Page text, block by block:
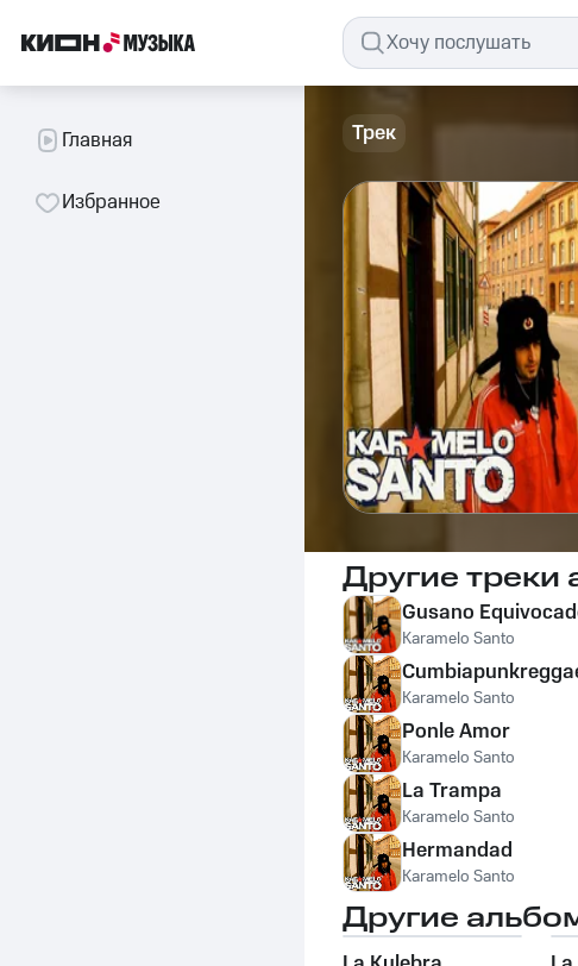
Главная
Избранное
Трек
Другие треки
Gusano
Karamelo Santo
Karamelo Santo
Ponle Amor
Karamelo Santo
La Trampa
Karamelo Santo
Hermandad
Karamelo Santo
Другие